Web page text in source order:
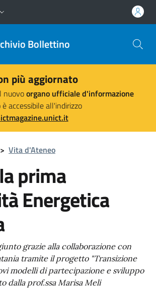
Bollettino
più aggiornato
nuovoorgano ufficiale d'informazione
accessibile all'indirizzo
> Vita d'Ateneo
prima
Energetica
grazie alla collaborazione con
tramite il progetto "Transizione
modelli di partecipazione e sviluppo
dalla prof.ssa Marisa Meli